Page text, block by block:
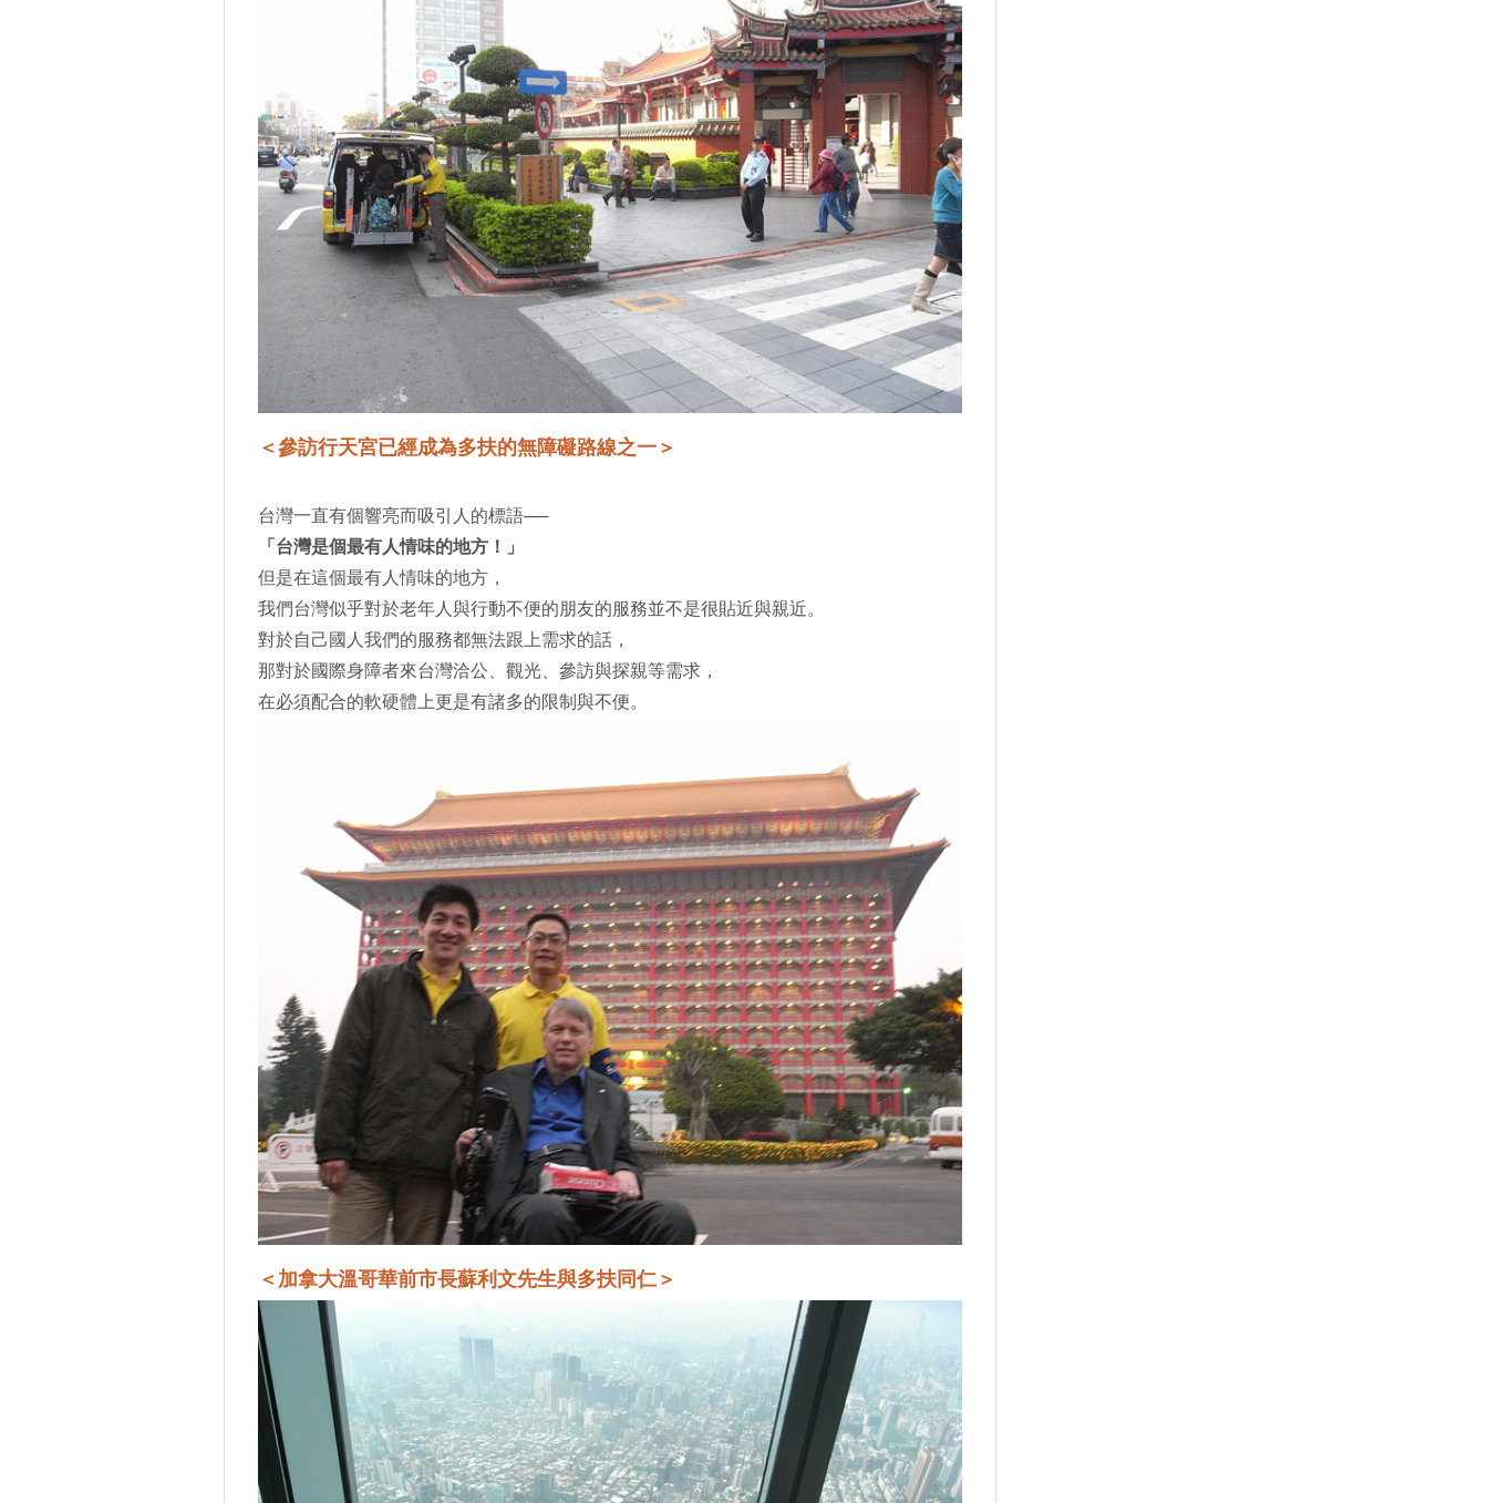
＜參訪行天宮已經成為多扶的無障礙路線之一＞
台灣一直有個響亮而吸引人的標語──
「台灣是個最有人情味的地方！」
但是在這個最有人情味的地方，
我們台灣似乎對於老年人與行動不便的朋友的服務並不是很貼近與親近。
對於自己國人我們的服務都無法跟上需求的話，
那對於國際身障者來台灣洽公、觀光、參訪與探親等需求，
在必須配合的軟硬體上更是有諸多的限制與不便。
＜加拿大溫哥華前市長蘇利文先生與多扶同仁＞